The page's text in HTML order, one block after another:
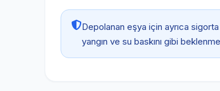
Depolanan eşya için ayrıca
yangın ve su baskını gibi